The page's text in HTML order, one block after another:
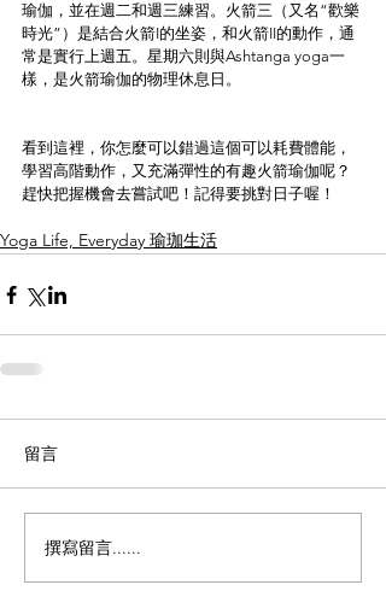
瑜伽，並在週二和週三練習。火箭三（又名“歡樂
時光”）是結合火箭I的坐姿，和火箭II的動作，通
常是實行上週五。星期六則與Ashtanga yoga一
樣，是火箭瑜伽的物理休息日。
看到這裡，你怎麼可以錯過這個可以耗費體能，
學習高階動作，又充滿彈性的有趣火箭瑜伽呢？
趕快把握機會去嘗試吧！記得要挑對日子喔！
Yoga Life, Everyday 瑜珈生活
留言
撰寫留言......